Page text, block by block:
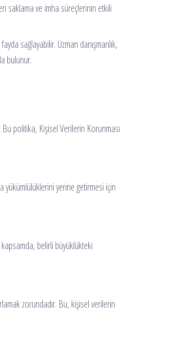
saklama ve imha süreçlerinin etkili
sağlayabilir. Uzman danışmanlık,
bulunur.
politika, Kişisel Verilerin Korunması
yükümlülüklerini yerine getirmesi için
belirli büyüklükteki
zorundadır. Bu, kişisel verilerin